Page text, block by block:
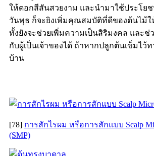
ให้ดอกสีสันสวยงาม และนำมาใช้ประโย
วันพุธ ก็จะยิงเพิ่มคุณสมบัติที่ดีของต้นไม้ใ
ทั้งยังจะช่วยเพิ่มความเป็นสิริมงคล และ
กับผู้เป็นเจ้าของได้ ถ้าหากปลูกต้นเข็มไว้
บ้าน
[78] การสักไรผม หรือการสักแบบ Scalp
(SMP)